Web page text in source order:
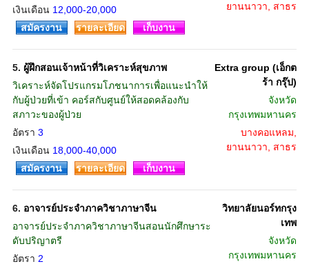
เงินเดือน 12,000-20,000
ยานนาวา, สาธร
สมัครงาน
รายละเอียด เก็บงาน
5. ผู้ฝึกสอนเจ้าหน้าที่วิเคราะห์สุขภาพ
วิเคราะห์จัดโปรแกรมโภชนาการเพื่อแนะนำให้
กับผู้ป่วยที่เข้า คอร์สกับศูนย์ให้สอดคล้องกับ
สภาวะของผู้ป่วย
อัตรา 3
เงินเดือน 18,000-40,000
Extra group (เอ็กต
ร้า กรุ๊ป)
จังหวัด
กรุงเทพมหานคร
บางคอแหลม,
ยานนาวา, สาธร
สมัครงาน
รายละเอียด เก็บงาน
6. อาจารย์ประจำภาควิชาภาษาจีน
อาจารย์ประจำภาควิชาภาษาจีนสอนนักศึกษาระ
ดับปริญาตรี
อัตรา 2
วิทยาลัยนอร์ทกรุง
เทพ
จังหวัด
กรุงเทพมหานคร